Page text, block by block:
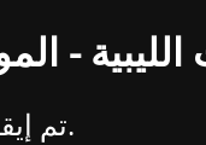
-
تم إيقاف خدمات شبكة التشريعات الليبية.